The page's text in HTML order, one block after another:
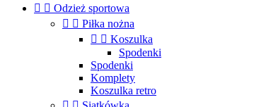
  Odzież sportowa
  Piłka nożna
  Koszulka
Spodenki
Spodenki
Komplety
Koszulka retro